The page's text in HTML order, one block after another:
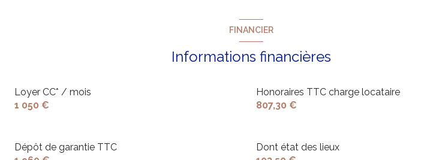
FINANCIER
Informations financières
Loyer CC* / mois
1 050 €
Honoraires TTC charge locataire
807,30 €
Dont état des lieux
Dépôt de garantie TTC